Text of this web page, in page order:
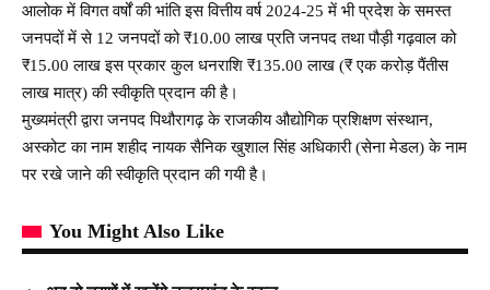
आलोक में विगत वर्षों की भांति इस वित्तीय वर्ष 2024-25 में भी प्रदेश के समस्त
जनपदों में से 12 जनपदों को ₹10.00 लाख प्रति जनपद तथा पौड़ी गढ़वाल को
₹15.00 लाख इस प्रकार कुल धनराशि ₹135.00 लाख (₹ एक करोड़ पैंतीस
लाख मात्र) की स्वीकृति प्रदान की है।
मुख्यमंत्री द्वारा जनपद पिथौरागढ़ के राजकीय औद्योगिक प्रशिक्षण संस्थान,
अस्कोट का नाम शहीद नायक सैनिक खुशाल सिंह अधिकारी (सेना मेडल) के नाम
पर रखे जाने की स्वीकृति प्रदान की गयी है।
You Might Also Like